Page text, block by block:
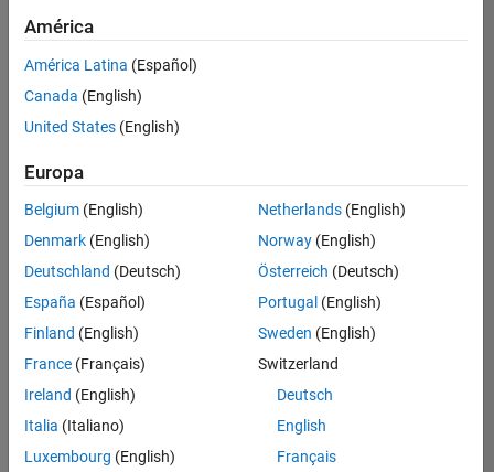
Quality Engineering
User Experience
Technical Sales Engineering
Education Marketing
Ordenar por
Guardar
empleos
seleccionados
No se
han
traducido
todos
los
empleos.
Busque
por
ubicación
América
América Latina (Español)
Canada (English)
United States (English)
Europa
Belgium (English)
Denmark (English)
Deutschland (Deutsch)
España (Español)
Finland (English)
France (Français)
Ireland (English)
Italia (Italiano)
Luxembourg (English)
Netherlands(English)
Norway(English)
Österreich (Deutsch)
Portugal (English)
Sweden (English)
Switzerland
Deutsch
English
Français